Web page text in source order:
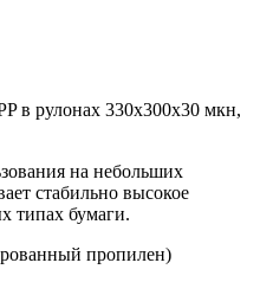
в рулонах 330х300х30 мкн,
на небольших
стабильно высокое
типах бумаги.
пропилен)